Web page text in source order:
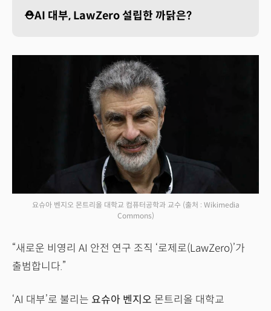
⛑️AI 대부, LawZero 설립한 까닭은?
요슈아 벤지오 몬트리올 대학교 컴퓨터공학과 교수 (출처 : Wikimedia
Commons)
“새로운 비영리 AI 안전 연구 조직 ‘로제로(LawZero)’가
출범합니다.”
‘AI 대부’로 불리는 요슈아 벤지오 몬트리올 대학교